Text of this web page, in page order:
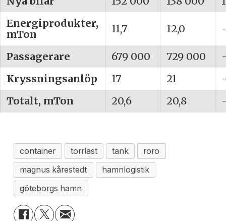
Energiprodukter,
mTon
11,7 12,0
Passagerare 679 000 729 000
Kryssningsanlöp
17 21
Totalt, mTon
20,6 20,8
container torrlast tank
roro
magnus kårestedt
hamnlogistik
göteborgs hamn